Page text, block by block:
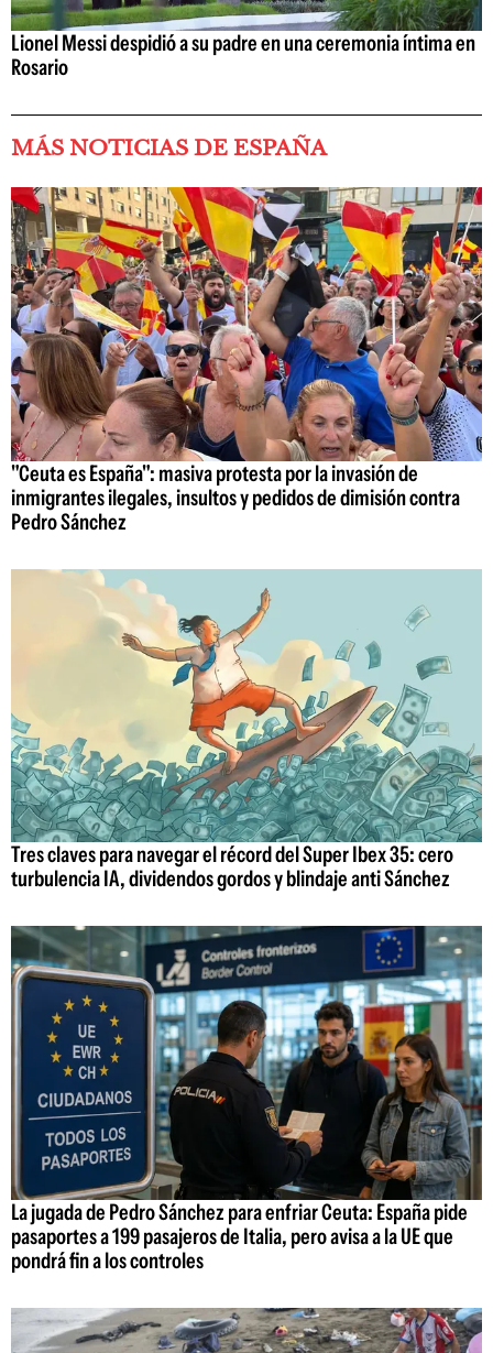
Lionel Messi despidió a su padre en una ceremonia íntima en
Rosario
MÁS NOTICIAS DE ESPAÑA
"Ceuta es España": masiva protesta por la invasión de
inmigrantes ilegales, insultos y pedidos de dimisión contra
Pedro Sánchez
Tres claves para navegar el récord del Super Ibex 35: cero
turbulencia IA, dividendos gordos y blindaje anti Sánchez
La jugada de Pedro Sánchez para enfriar Ceuta: España pide
pasaportes a 199 pasajeros de Italia, pero avisa a la UE que
pondrá fin a los controles